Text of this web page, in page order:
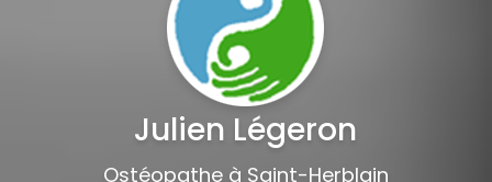
Julien Légeron
Ostéopathe à Saint-Herblain